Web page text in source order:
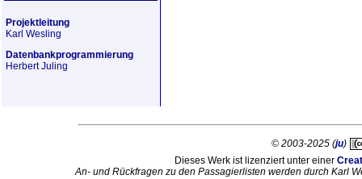
Projektleitung
Karl Wesling
Datenbankprogrammierung
Herbert Juling
© 2003-2025 (ju)
Dieses Werk ist lizenziert unter einer
An- und Rückfragen zu den Passagierlisten werden durch Karl